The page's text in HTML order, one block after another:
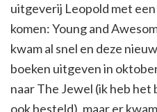
uitgeverij Leopold met
komen: Young and
kwam al snel en deze
boeken uitgeven in
naar The Jewel (ik heb
ook besteld), maar er